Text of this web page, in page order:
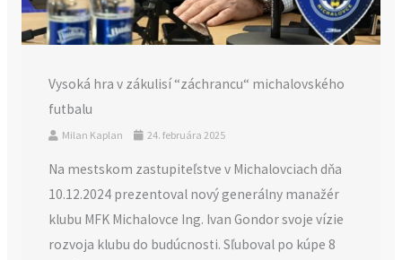
Vysoká hra v zákulisí “záchrancu“ michalovského
futbalu
Milan Kaplan 24. februára 2025
Na mestskom zastupiteľstve v Michalovciach dňa
10.12.2024 prezentoval nový generálny manažér
klubu MFK Michalovce Ing. Ivan Gondor svoje vízie
rozvoja klubu do budúcnosti. Sľuboval po kúpe 8